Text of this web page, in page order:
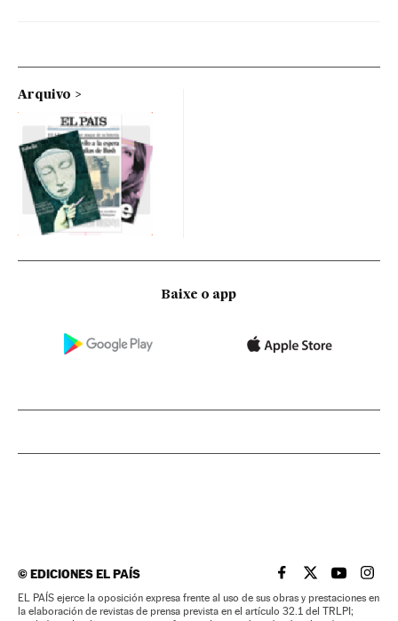
Arquivo
Baixe o app
©EDICIONES EL PAÍS EL PAÍS BRASIL EN
EL PAÍSEL PAÍS
EL
EL PAÍS ejerce la oposición expresa frente al uso de sus obras y prestaciones en
la elaboración de revistas de prensa prevista en el artículo 32.1 del TRLPI;